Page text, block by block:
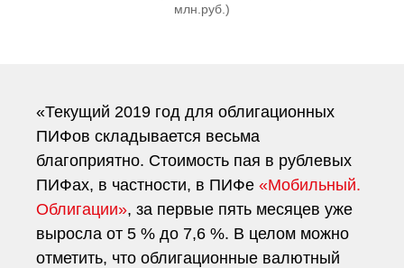
млн.руб.)
«Текущий 2019 год для облигационных
ПИФов складывается весьма
благоприятно. Стоимость пая в рублевых
ПИФах, в частности, в ПИФе «Мобильный.
Облигации», за первые пять месяцев уже
выросла от 5 % до 7,6 %. В целом можно
отметить, что облигационные валютный